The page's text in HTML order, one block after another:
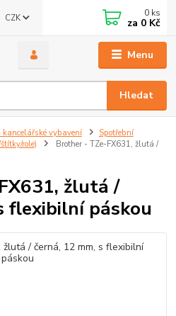
Menu
CZK
Hledat
0 ks
za 0 Kč
vybavení
Spotřební
role)
Brother - TZe-FX631, žlutá /
žlutá /
flexibilní páskou